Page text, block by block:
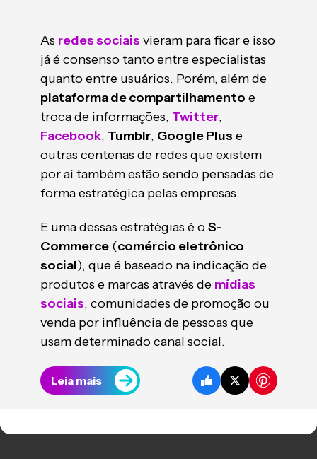
As redes sociais vieram para ficar e isso
já é consenso tanto entre especialistas
quanto entre usuários. Porém, além de
plataforma de compartilhamento e
troca de informações, Twitter,
Facebook, Tumblr, Google Plus e
outras centenas de redes que existem
por aí também estão sendo pensadas de
forma estratégica pelas empresas.
E uma dessas estratégias é oS-
Commerce(comércio eletrônico
social), que é baseado na indicação de
produtos e marcas através de mídias
sociais, comunidades de promoção ou
venda por influência de pessoas que
usam determinado canal social.
Leia mais